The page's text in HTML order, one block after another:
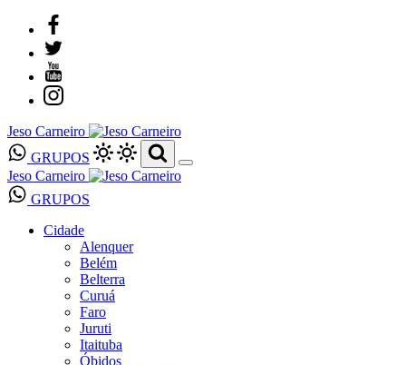
Jeso Carneiro
GRUPOS
Jeso Carneiro
GRUPOS
Cidade
Alenquer
Belém
Belterra
Curuá
Faro
Juruti
Itaituba
Óbidos